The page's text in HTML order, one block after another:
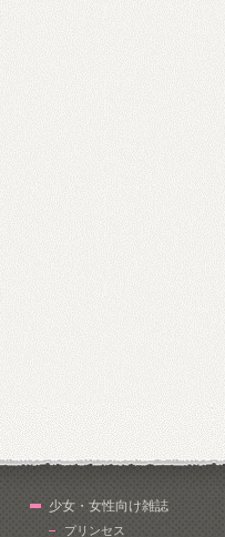
少女・女性向け雑誌
プリンセス